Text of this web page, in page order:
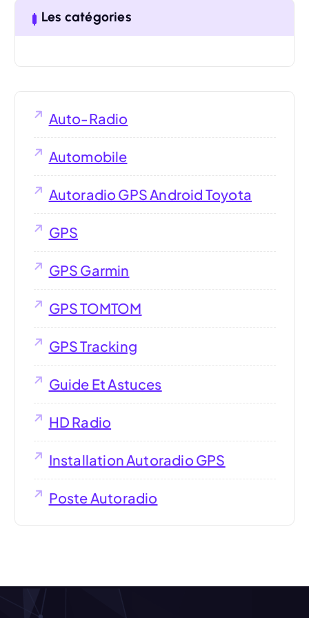
Les catégories
Auto-Radio
Automobile
Autoradio GPS Android Toyota
GPS
GPS Garmin
GPS TOMTOM
GPS Tracking
Guide Et Astuces
HD Radio
Installation Autoradio GPS
Poste Autoradio